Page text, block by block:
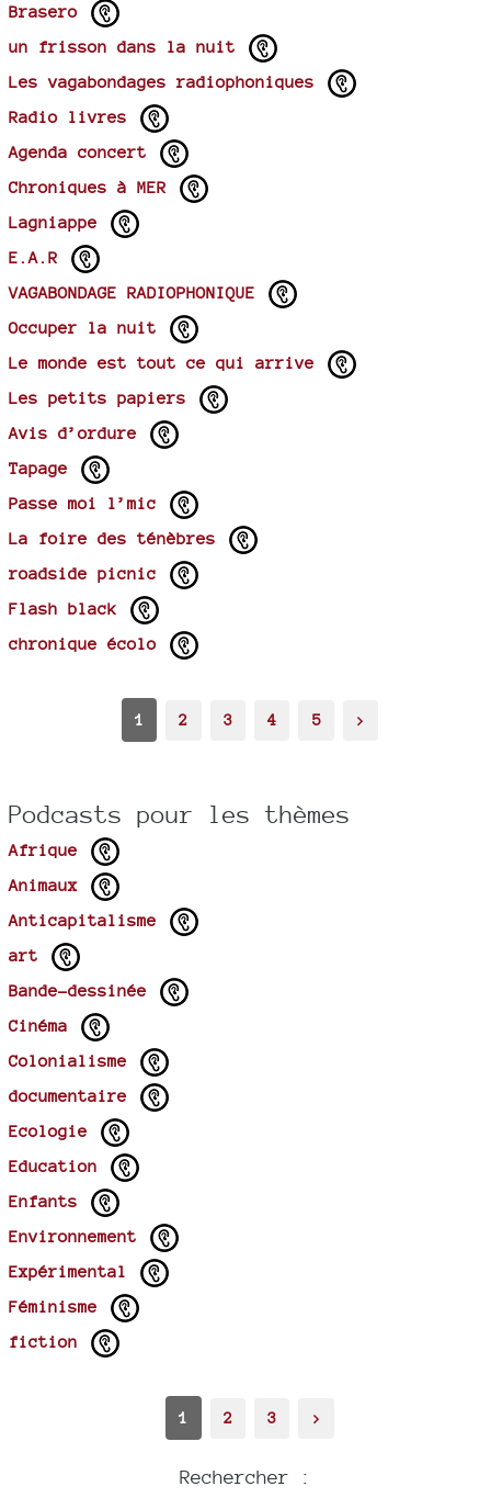
Brasero
un frisson dans la nuit
Les vagabondages radiophoniques
Radio livres
Agenda concert
Chroniques à MER
Lagniappe
E.A.R
VAGABONDAGE RADIOPHONIQUE
Occuper la nuit
Le monde est tout ce qui arrive
Les petits papiers
Avis d’ordure
Tapage
Passe moi l’mic
La foire des ténèbres
roadside picnic
Flash black
chronique écolo
1 2 3 4 5 >
Podcasts pour les thèmes
Afrique
Animaux
Anticapitalisme
art
Bande-dessinée
Cinéma
Colonialisme
documentaire
Ecologie
Education
Enfants
Environnement
Expérimental
Féminisme
fiction
1 2 3 >
Rechercher :